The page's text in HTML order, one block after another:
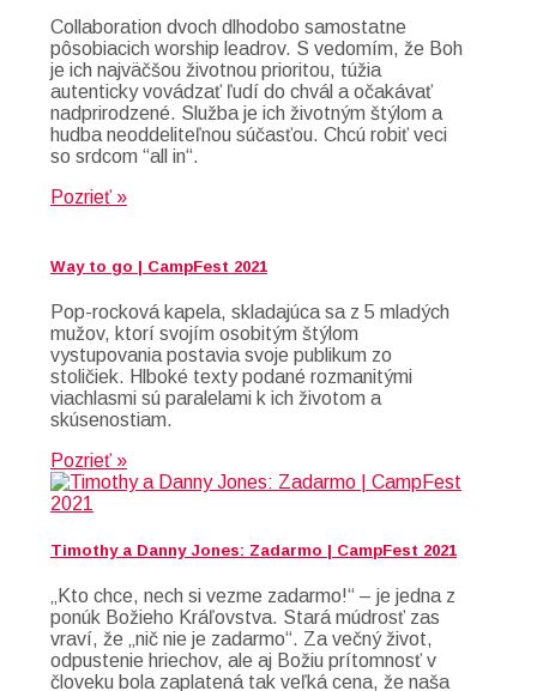
Collaboration dvoch dlhodobo samostatne
pôsobiacich worship leadrov. S vedomím, že Boh
je ich najväčšou životnou prioritou, túžia
autenticky vovádzať ľudí do chvál a očakávať
nadprirodzené. Služba je ich životným štýlom a
hudba neoddeliteľnou súčasťou. Chcú robiť veci
so srdcom “all in“.
Pozrieť »
Way to go | CampFest 2021
Pop-rocková kapela, skladajúca sa z 5 mladých
mužov, ktorí svojím osobitým štýlom
vystupovania postavia svoje publikum zo
stoličiek. Hlboké texty podané rozmanitými
viachlasmi sú paralelami k ich životom a
skúsenostiam.
Pozrieť »
Timothy a Danny Jones: Zadarmo | CampFest 2021
„Kto chce, nech si vezme zadarmo!“ – je jedna z
ponúk Božieho Kráľovstva. Stará múdrosť zas
vraví, že „nič nie je zadarmo“. Za večný život,
odpustenie hriechov, ale aj Božiu prítomnosť v
človeku bola zaplatená tak veľká cena, že naša